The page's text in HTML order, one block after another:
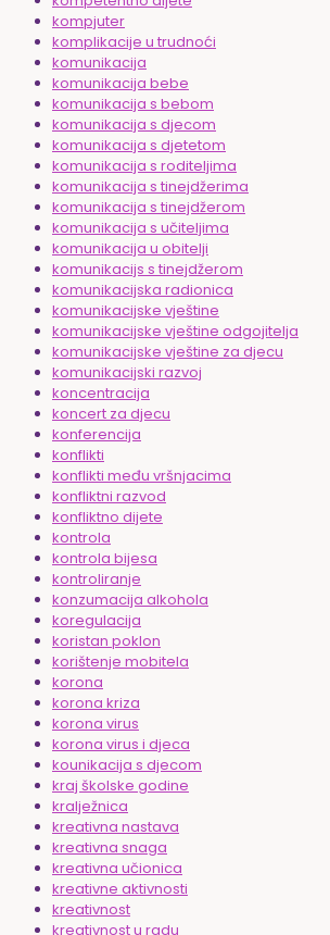
kompjuter
komplikacije u trudnoći
komunikacija
komunikacija bebe
komunikacija s bebom
komunikacija s djecom
komunikacija s djetetom
komunikacija s roditeljima
komunikacija s tinejdžerima
komunikacija s tinejdžerom
komunikacija s učiteljima
komunikacija u obitelji
komunikacijs s tinejdžerom
komunikacijska radionica
komunikacijske vještine
komunikacijske vještine odgojitelja
komunikacijske vještine za djecu
komunikacijski razvoj
koncentracija
koncert za djecu
konferencija
konflikti
konflikti među vršnjacima
konfliktni razvod
konfliktno dijete
kontrola
kontrola bijesa
kontroliranje
konzumacija alkohola
koregulacija
koristan poklon
korištenje mobitela
korona
korona kriza
korona virus
korona virus i djeca
kounikacija s djecom
kraj školske godine
kralježnica
kreativna nastava
kreativna snaga
kreativna učionica
kreativne aktivnosti
kreativnost
kreativnost u radu